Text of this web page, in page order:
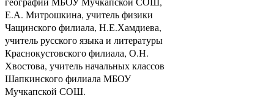
Е.А. Митрошкина, учитель физики
Чащинского филиала, Н.Е.Хамдиева,
учитель русского языка и литературы
Краснокустовского филиала, О.Н.
Хвостова, учитель начальных классов
Шапкинского филиала МБОУ
Мучкапской СОШ.